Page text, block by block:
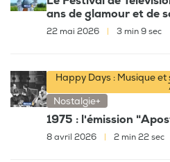
ans de glamour et de
22 mai 2026 3 min 9 sec
Happy Days : Musique
Nostalgie+
1975 : l'émission
8 avril 2026 | 2 min 22 sec